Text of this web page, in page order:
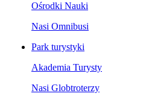
Ośrodki Nauki
Nasi Omnibusi
Park turystyki
Akademia Turysty
Nasi Globtroterzy